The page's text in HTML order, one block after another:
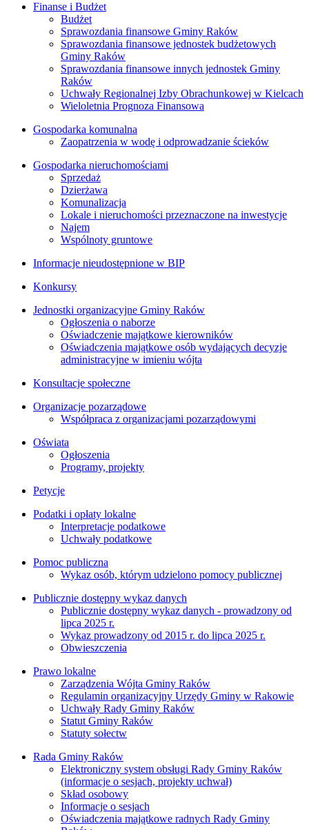
Finanse i Budżet
Budżet
Sprawozdania finansowe Gminy Raków
Sprawozdania finansowe jednostek budżetowych
Gminy Raków
Sprawozdania finansowe innych jednostek Gminy
Raków
Uchwały Regionalnej Izby Obrachunkowej w Kielcach
Wieloletnia Prognoza Finansowa
Gospodarka komunalna
Zaopatrzenia w wodę i odprowadzanie ścieków
Gospodarka nieruchomościami
Sprzedaż
Dzierżawa
Komunalizacja
Lokale i nieruchomości przeznaczone na inwestycje
Najem
Wspólnoty gruntowe
Informacje nieudostępnione w BIP
Konkursy
Jednostki organizacyjne Gminy Raków
Ogłoszenia o naborze
Oświadczenie majątkowe kierowników
Oświadczenia majątkowe osób wydających decyzje
administracyjne w imieniu wójta
Konsultacje społeczne
Organizacje pozarządowe
Współpraca z organizacjami pozarządowymi
Oświata
Ogłoszenia
Programy, projekty
Petycje
Podatki i opłaty lokalne
Interpretacje podatkowe
Uchwały podatkowe
Pomoc publiczna
Wykaz osób, którym udzielono pomocy publicznej
Publicznie dostępny wykaz danych
Publicznie dostępny wykaz danych - prowadzony od
lipca 2025 r.
Wykaz prowadzony od 2015 r. do lipca 2025 r.
Obwieszczenia
Prawo lokalne
Zarządzenia Wójta Gminy Raków
Regulamin organizacyjny Urzędy Gminy w Rakowie
Uchwały Rady Gminy Raków
Statut Gminy Raków
Statuty sołectw
Rada Gminy Raków
Elektroniczny system obsługi Rady Gminy Raków
(informacje o sesjach, projekty uchwał)
Skład osobowy
Informacje o sesjach
Oświadczenia majątkowe radnych Rady Gminy